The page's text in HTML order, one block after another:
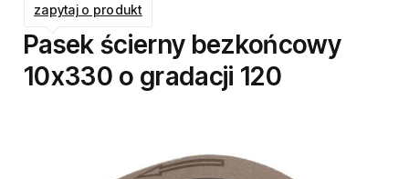
Pasek ścierny bezkońcowy
10x330 o gradacji 120
zapytaj o produkt